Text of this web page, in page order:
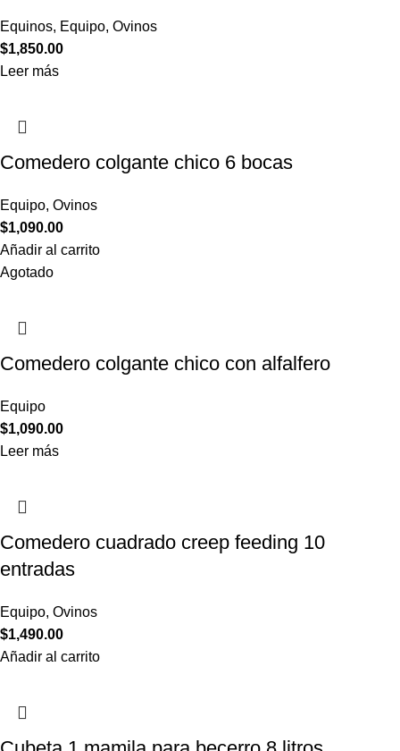
Equinos, Equipo, Ovinos
$1,850.00
Leer más
Comedero colgante chico 6 bocas
Equipo, Ovinos
$1,090.00
Añadir al carrito
Agotado
Comedero colgante chico con alfalfero
Equipo
$1,090.00
Leer más
Comedero cuadrado creep feeding 10
entradas
Equipo, Ovinos
$1,490.00
Añadir al carrito